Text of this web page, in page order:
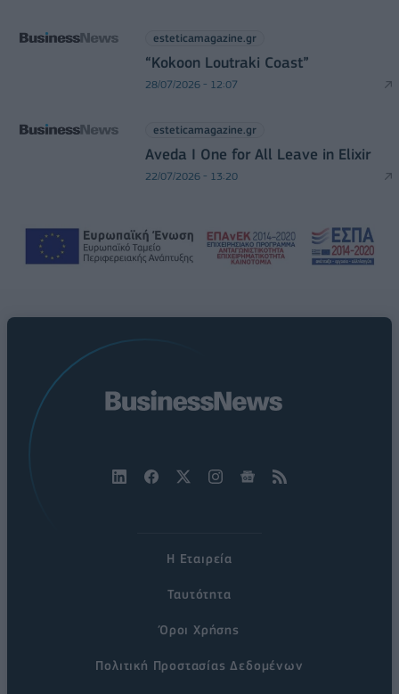
esteticamagazine.gr
“Kokoon Loutraki Coast”
28/07/2026 - 12:07
esteticamagazine.gr
Aveda I One for All Leave in Elixir
22/07/2026 - 13:20
Η Εταιρεία
Ταυτότητα
Όροι Χρήσης
Πολιτική Προστασίας Δεδομένων